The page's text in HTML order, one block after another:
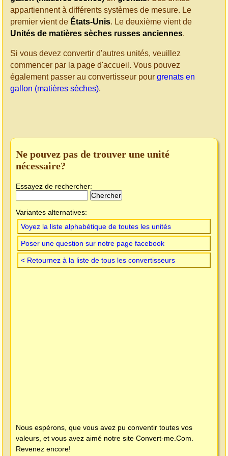
appartiennent à différents systèmes de mesure. Le
premier vient de États-Unis. Le deuxième vient de
Unités de matières sèches russes anciennes.
Si vous devez convertir d'autres unités, veuillez
commencer par la page d'accueil. Vous pouvez
également passer au convertisseur pour grenats en
gallon (matières sèches).
Ne pouvez pas de trouver une unité
nécessaire?
Essayez de rechercher:
Variantes alternatives:
Voyez la liste alphabétique de toutes les unités
Poser une question sur notre page facebook
< Retournez à la liste de tous les convertisseurs
Nous espérons, que vous avez pu conventir toutes vos
valeurs, et vous avez aimé notre site Convert-me.Com
Revenez encore!